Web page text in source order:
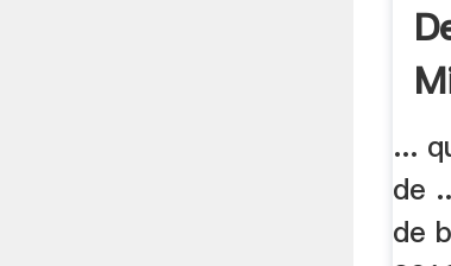
...
de
de